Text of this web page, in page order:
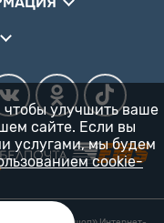
улучшить ваше
сайте. Если вы
услугами, мы будем
cookie-